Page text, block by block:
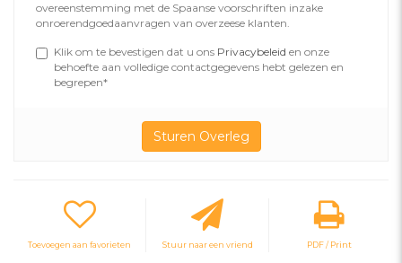
overeenstemming met de Spaanse voorschriften inzake
onroerendgoedaanvragen van overzeese klanten.
Klik om te bevestigen dat u ons Privacybeleid en onze
behoefte aan volledige contactgegevens hebt gelezen en
begrepen*
Toevoegen aan favorieten Stuur naar een vriend PDF / Print